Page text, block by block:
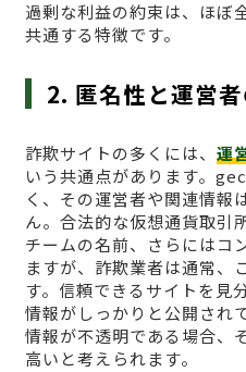
過剰な利益の約束は、ほぼ
共通する特徴です。
2. 匿名性と運営
詐欺サイトの多くには、 運
いう共通点があります。
く、その運営者や関連情報
ん。合法的な仮想通貨取引
チームの名前、さらにはコ
ますが、詐欺業者は通常、
す。信頼できるサイトを見
情報がしっかりと公開され
情報が不透明である場合、
高いと考えられます。